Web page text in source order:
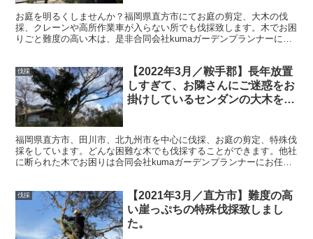
お庭を明るくしませんか？福岡県直方市にてお庭の剪定、大木の伐
採、クレーンや高所作業車が入らない所でも伐採致します。木でお困
りごと難度の高い木は、是非合同会社kumaガーデンプランナーにお
伐採
【2022年3月／鞍手郡】長年放置
しすぎて、お隣さんにご迷惑をお
掛けしているセンダンの大木を伐
福岡県直方市、田川市、北九州市を中心に伐採、お庭の剪定、特殊伐
採をしています。どんな困難な木でも伐採することができます。他社
に断られた木でお困りは合同会社kumaガーデンプランナーにお任せ
伐採
【2021年3月／直方市】難度の高
い崖っぷちの特殊伐採致しまし
た。